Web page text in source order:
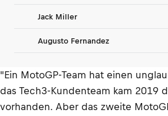
Jack Miller
Augusto Fernandez
"Ein MotoGP-Team hat einen
das Tech3-Kundenteam kam 2019
vorhanden. Aber das zweite